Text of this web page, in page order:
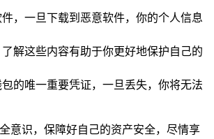
，一旦下载到恶意软件，你的个人信息
解这些内容有助于你更好地保护自己的
的唯一重要凭证，一旦丢失，你将无法
意识，保障好自己的资产安全，尽情享